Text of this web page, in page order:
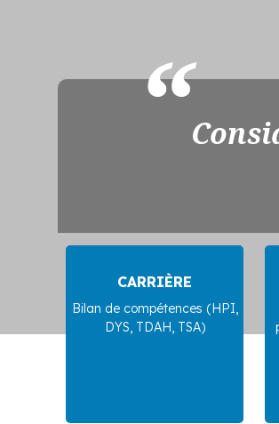
CARRIÈRE
Bilan de compétences (HPI,
DYS, TDAH, TSA)